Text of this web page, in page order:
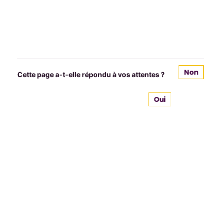
Cette page a-t-elle répondu à vos attentes ? Non
Oui